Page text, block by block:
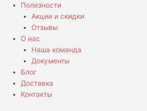
Полезности
Акции и скидки
Отзывы
О нас
Наша команда
Документы
Блог
Доставка
Контакты